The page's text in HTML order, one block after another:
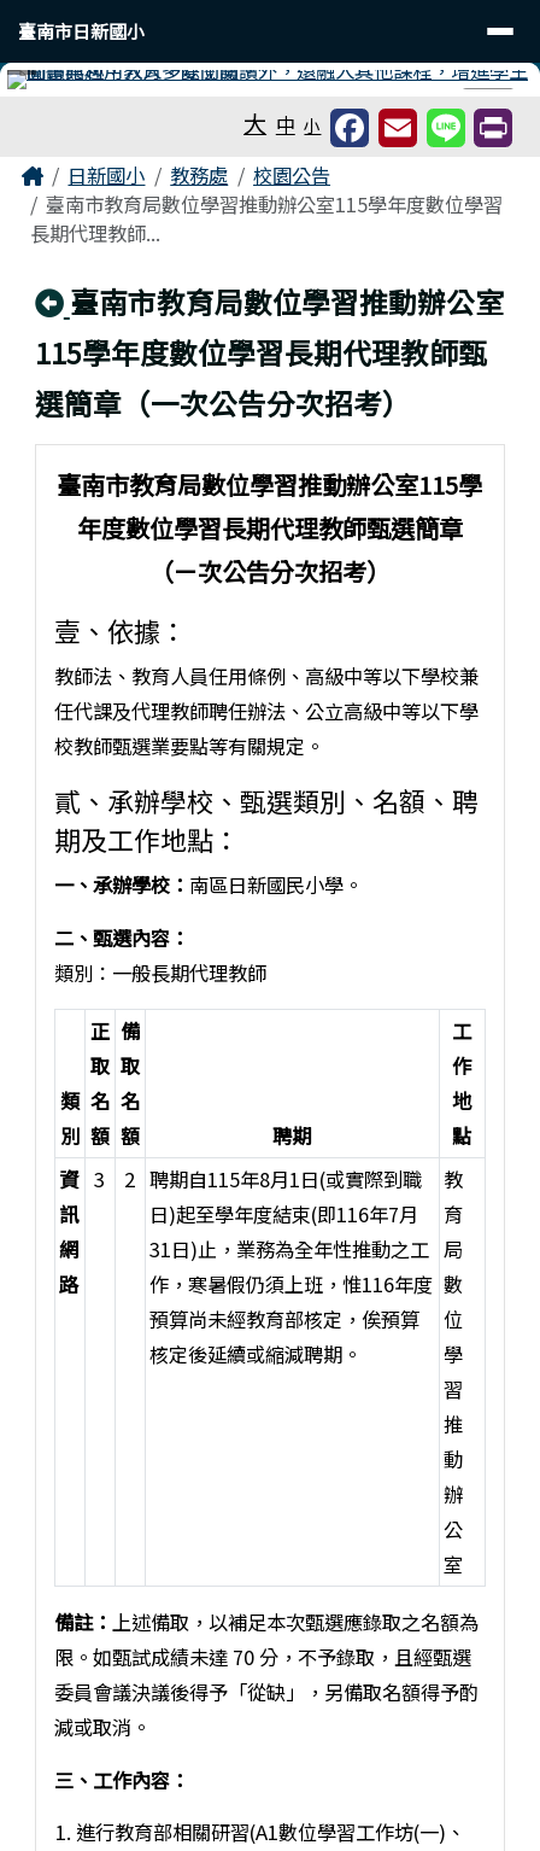
臺南市日新國小
導覽列
臺南市日新國小
⏸
大 中 小
主內容區域
Home日新國小 教務處
校園公告
臺南市教育局數位學習推動辦公室115學年度數位學習
長期代理教師...
回上頁
臺南市教育局數位學習推動辦公室
115學年度數位學習長期代理教師甄
選簡章（一次公告分次招考）
臺南市教育局數位學習推動辦公室115學
年度數位學習長期代理教師甄選簡章
（ㄧ次公告分次招考）
壹、依據：
教師法、教育人員任用條例、高級中等以下學校兼
任代課及代理教師聘任辦法、公立高級中等以下學
校教師甄選業要點等有關規定。
貳、承辦學校、甄選類別、名額、聘
期及工作地點：
一、承辦學校： 南區日新國民小學。
二、甄選內容：
類別：一般長期代理教師
類
別
正
取
名
額
備
取
名
額
聘期
工
作
地
點
資
訊
網
路
3 2 聘期自115年8月1日(或實際到職
日)起至學年度結束(即116年7月
31日)止，業務為全年性推動之工
作，寒暑假仍須上班，惟116年度
預算尚未經教育部核定，俟預算
核定後延續或縮減聘期。
教
育
局
數
位
學
習
推
動
辦
公
室
備註： 上述備取，以補足本次甄選應錄取之名額為
限。如甄試成績未達 70 分，不予錄取，且經甄選
委員會議決議後得予「從缺」，另備取名額得予酌
減或取消。
三、工作內容：
進行教育部相關研習(A1數位學習工作坊(一)、
頁尾區域